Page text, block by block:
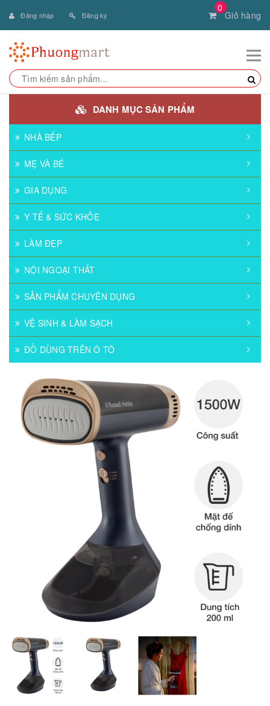
0
Giỏ hàng
Đăng nhập Đăng ký
DANH MỤC SẢN PHẨM
NHÀ BẾP
MẸ VÀ BÉ
GIA DỤNG
Y TẾ & SỨC KHỎE
LÀM ĐẸP
NỘI NGOẠI THẤT
SẢN PHẨM CHUYÊN DỤNG
VỆ SINH & LÀM SẠCH
ĐỒ DÙNG TRÊN Ô TÔ